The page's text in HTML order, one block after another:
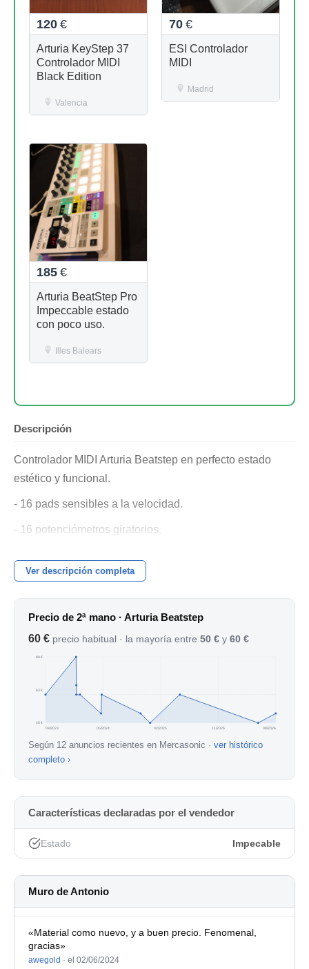
120 €
Arturia KeyStep 37
Controlador MIDI
Black Edition
Valencia
70 €
ESI Controlador
MIDI
Madrid
185 €
Arturia BeatStep Pro
Impeccable estado
con poco uso.
Illes Balears
Descripción
Controlador MIDI Arturia Beatstep en perfecto estado
estético y funcional.
- 16 pads sensibles a la velocidad.
- 16 potenciómetros giratorios.
- Conexión USB, cable incluido
- NO NEGOCIABLE.
Ver descripción completa
Precio de 2ª mano · Arturia Beatstep
60 € precio habitual · la mayoría entre 50 € y 60 €
45 €
63 €
80 €
09/2023 05/2024 02/2025 11/2025 08/2026
Según 12 anuncios recientes en Mercasonic · ver histórico
completo ›
Características declaradas por el vendedor
Estado Impecable
Muro de Antonio
«Material como nuevo, y a buen precio. Fenomenal,
gracias»
awegold · el 02/06/2024